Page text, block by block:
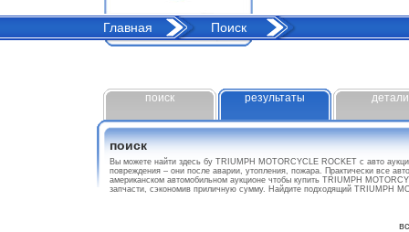
Главная Поиск
поиск результаты детали
поиск
Вы можете найти здесь бу TRIUMPH MOTORCYCLE ROCKET с авто
повреждения – они после аварии, утопления, пожара. Практически все
американском автомобильном аукционе чтобы купить TRIUMPH
запчасти, сэкономив приличную сумму. Найдите подходящий TRIUMPH